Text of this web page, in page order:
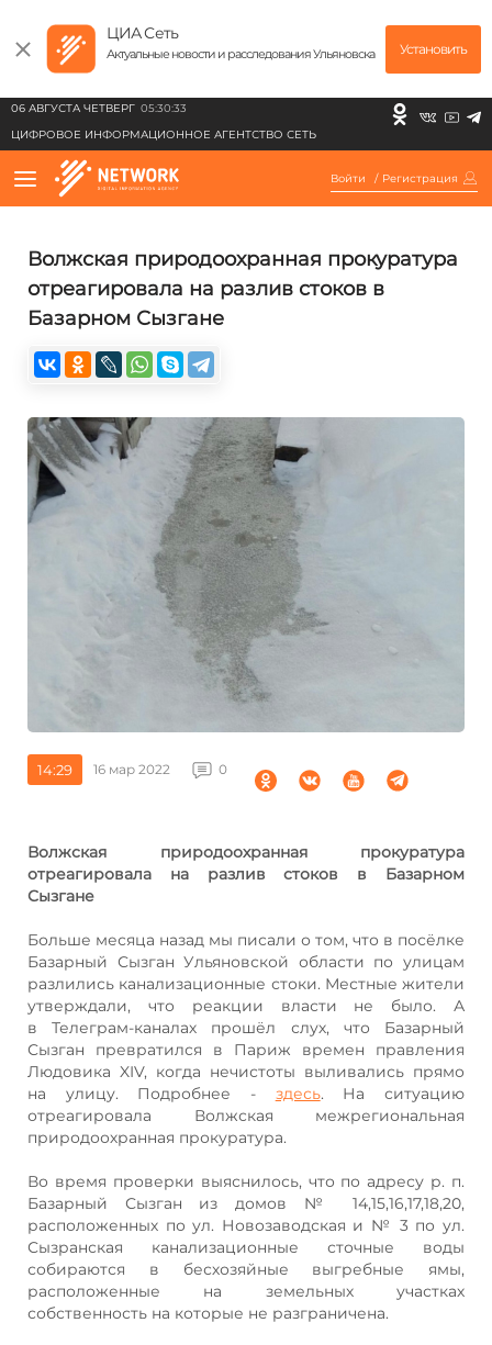
ЦИА Сеть
Актуальные новости и расследования Ульяновска Установить
06 АВГУСТА ЧЕТВЕРГ 05:30:33
ЦИФРОВОЕ ИНФОРМАЦИОННОЕ АГЕНТСТВО СЕТЬ
Войти / Регистрация
Волжская природоохранная прокуратура
отреагировала на разлив стоков в
Базарном Сызгане
14:29 16 мар 2022 0
Волжская природоохранная прокуратура
отреагировала на разлив стоков в Базарном
Сызгане
Больше месяца назад мы писали о том, что в посёлке
Базарный Сызган Ульяновской области по улицам
разлились канализационные стоки. Местные жители
утверждали, что реакции власти не было. А
в Телеграм-каналах прошёл слух, что Базарный
Сызган превратился в Париж времен правления
Людовика XIV, когда нечистоты выливались прямо
на улицу. Подробнее - здесь. На ситуацию
отреагировала Волжская межрегиональная
природоохранная прокуратура.
Во время проверки выяснилось, что по адресу р. п.
Базарный Сызган из домов № 14,15,16,17,18,20,
расположенных по ул. Новозаводская и № 3 по ул.
Сызранская канализационные сточные воды
собираются в бесхозяйные выгребные ямы,
расположенные на земельных участках
собственность на которые не разграничена.